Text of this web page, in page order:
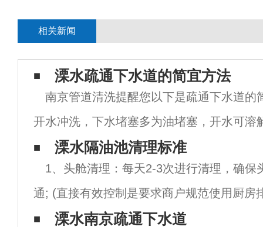
相关新闻
溧水疏通下水道的简宜方法
南京管道清洗提醒您以下是疏通下水道的
开水冲洗，下水堵塞多为油堵塞，开水可溶
是打电话请家政来，手到病除。3.如果是油
苏方达水。如果是东西堵塞
溧水隔油池清理标准
1、头舱清理：每天2-3次进行清理，确保
通; (直接有效控制是要求商户规范使用厨房
固定，减少污染源头) 。2、排污排油：每天
溧水南京疏通下水道